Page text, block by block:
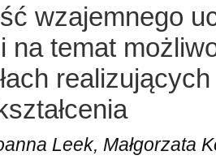
wzajemnego
na temat
Leek, Małgorzata